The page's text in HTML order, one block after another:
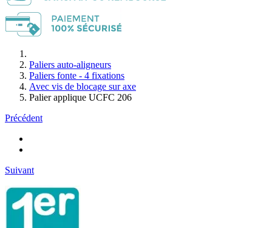
Paliers auto-aligneurs
Paliers fonte - 4 fixations
Avec vis de blocage sur axe
Palier applique UCFC 206
Précédent
Suivant